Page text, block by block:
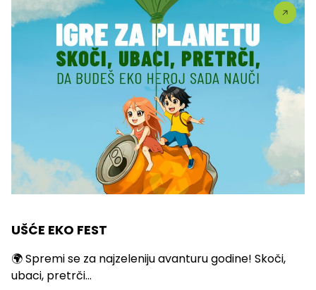
UŠĆE EKO FEST
🌍 Spremi se za najzeleniju avanturu godine! Skoči,
ubaci, pretrči...